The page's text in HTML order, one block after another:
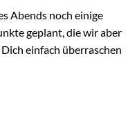
Abends noch einige
geplant, die wir aber
einfach überraschen